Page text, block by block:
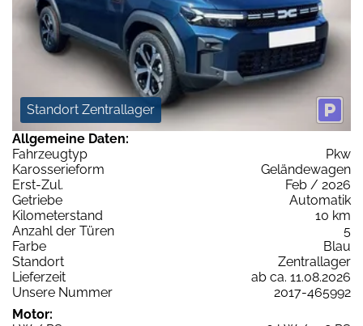
Standort Zentrallager
Allgemeine Daten:
Fahrzeugtyp
Pkw
Karosserieform
Geländewagen
Erst-Zul.
Feb / 2026
Getriebe
Automatik
Kilometerstand
10 km
Anzahl der Türen
5
Farbe
Blau
Standort
Zentrallager
Lieferzeit
ab ca. 11.08.2026
Unsere Nummer
2017-465992
Motor: